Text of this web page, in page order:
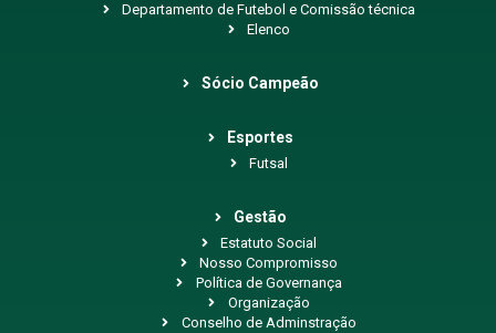
Departamento de Futebol e Comissão técnica
Elenco
Sócio Campeão
Esportes
Futsal
Gestão
Estatuto Social
Nosso Compromisso
Política de Governança
Organização
Conselho de Adminstração